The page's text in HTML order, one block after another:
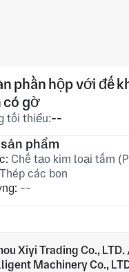
phần hộp với đế
có gờ
tối thiểu:--
phẩm
Chế tạo kim loại tấm
Thép các bon
--
Xiyi Trading Co.,
Machinery Co.,